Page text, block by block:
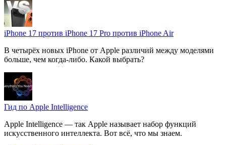
iPhone 17 против iPhone 17 Pro против iPhone Air
В четырёх новых iPhone от Apple различий между моделями
больше, чем когда-либо. Какой выбрать?
Гид по Apple Intelligence
Apple Intelligence — так Apple называет набор функций
искусственного интеллекта. Вот всё, что мы знаем.